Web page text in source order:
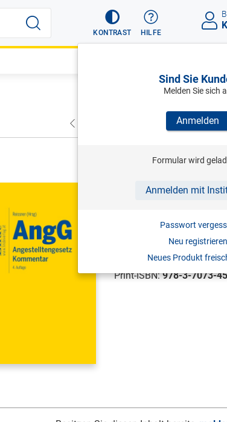
KONTRAST HILFE
Sind Sie
Melden Sie sich
Anmelden
Formular wird
Anmelden mit
Passwort
Neu registrieren
Neues Produkt
NÄCHSTER
REISSNER (HRSG)
4. Aufl. 2023
Print-ISBN:978-3-7073-